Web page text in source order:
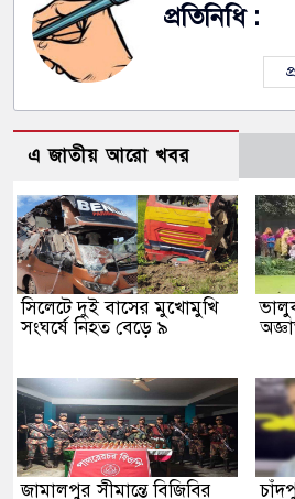
প্রতিনিধি :
এ জাতীয় আরো খবর
সিলেটে দুই বাসের মুখোমুখি
সংঘর্ষে নিহত বেড়ে ৯
জামালপুর সীমান্তে বিজিবির